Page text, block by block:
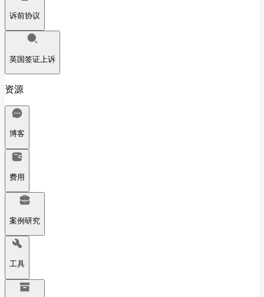
诉前协议
英国签证上诉
资源
博客
费用
案例研究
工具